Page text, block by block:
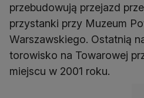
przebudowują przejazd
przystanki przy Muzeum
Warszawskiego. Ostatnią
torowisko na Towarowej
miejscu w 2001 roku.